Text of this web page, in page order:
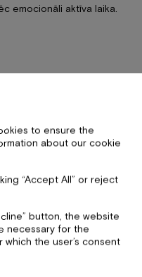
emocionāli aktīva laika.
to ensure the
about our cookie
“Accept All” or reject
button, the website
necessary for the
the user’s consent